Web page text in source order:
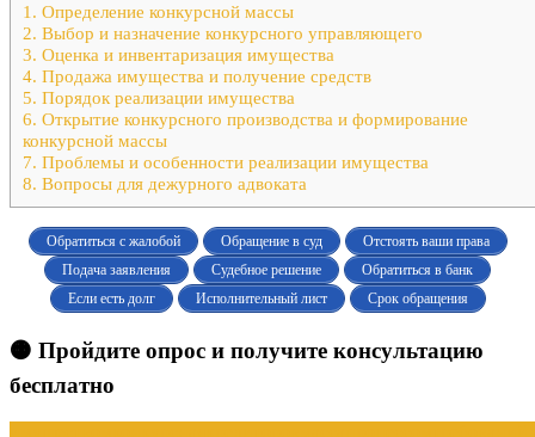
1. Определение конкурсной массы
2. Выбор и назначение конкурсного управляющего
3. Оценка и инвентаризация имущества
4. Продажа имущества и получение средств
5. Порядок реализации имущества
6. Открытие конкурсного производства и формирование
конкурсной массы
7. Проблемы и особенности реализации имущества
8. Вопросы для дежурного адвоката
Обратиться с жалобой Обращение в суд
Отстоять ваши права
Подача заявления
Судебное решение
Обратиться в банк
Если есть долг
Исполнительный лист Срок обращения
🟠 Пройдите опрос и получите консультацию
бесплатно